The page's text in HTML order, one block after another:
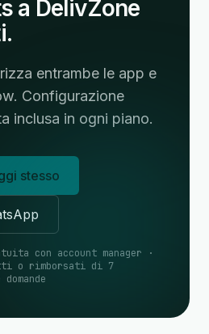
a DelivZone
entrambe le app e
Configurazione
inclusa in ogni piano.
stesso
con account manager ·
o rimborsati di 7